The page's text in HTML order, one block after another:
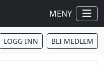
MENY
LOGG INN BLI MEDLEM